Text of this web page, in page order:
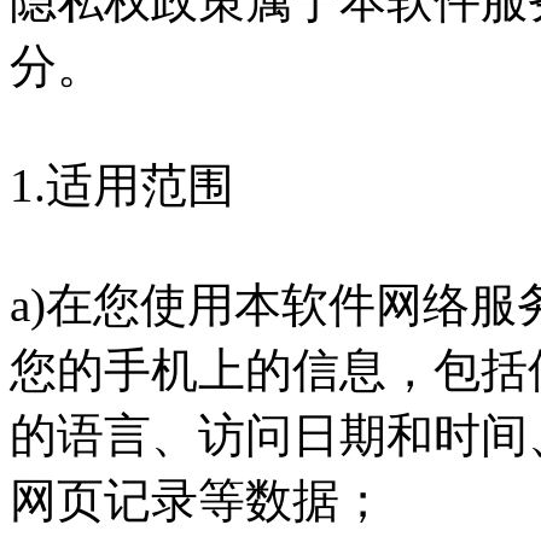
分。
1.适用范围
a)在您使用本软件网络
您的手机上的信息，包
的语言、访问日期和时
网页记录等数据；